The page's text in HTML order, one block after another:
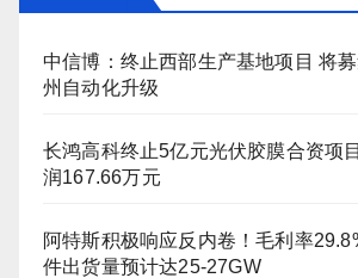
中信博：终止西部生产基地项目 将
州自动化升级
长鸿高科终止5亿元光伏胶膜合资项
润167.66万元
阿特斯积极响应反内卷！毛利率
件出货量预计达25-27GW